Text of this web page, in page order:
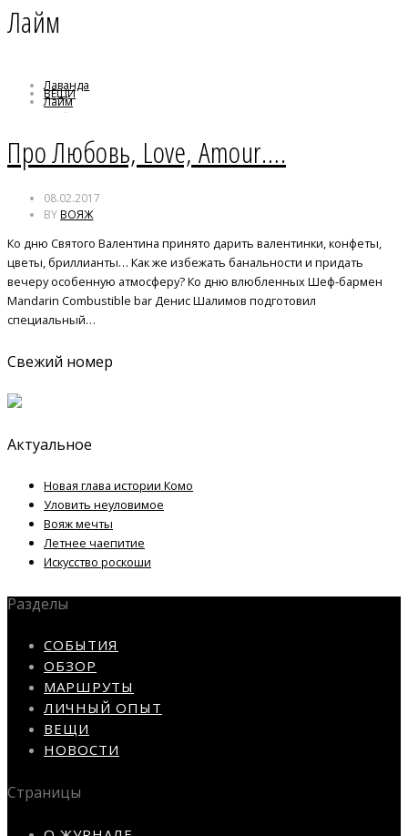
Лайм
ВЕЩИ
Лаванда
Лайм
Любовь
Про Любовь, Love, Amour….
08.02.2017
BYВОЯЖ
Ко дню Святого Валентина принято дарить валентинки, конфеты,
цветы, бриллианты… Как же избежать банальности и придать
вечеру особенную атмосферу? Ко дню влюбленных Шеф-бармен
Mandarin Combustible bar Денис Шалимов подготовил
специальный…
Свежий номер
Актуальное
Новая глава истории Комо
Уловить неуловимое
Вояж мечты
Летнее чаепитие
Искусство роскоши
Разделы
СОБЫТИЯ
ОБЗОР
МАРШРУТЫ
ЛИЧНЫЙ ОПЫТ
ВЕЩИ
НОВОСТИ
Страницы